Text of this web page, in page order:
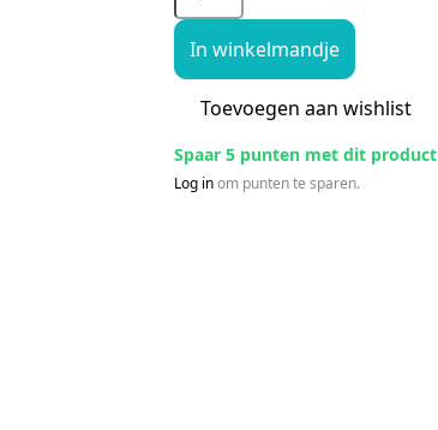
In winkelmandje
Toevoegen aan wishlist
Spaar 5 punten met dit product
Log inom punten te sparen.